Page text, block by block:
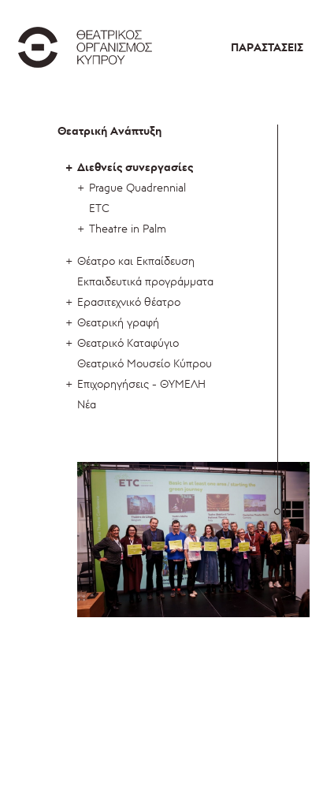
ΠΑΡΑΣΤΆΣΕΙΣ
Θεατρική Ανάπτυξη
Διεθνείς συνεργασίες
Prague Quadrennial
ETC
Theatre in Palm
Θέατρο και Εκπαίδευση
Εκπαιδευτικά προγράμματα
Ερασιτεχνικό θέατρο
Θεατρική γραφή
Θεατρικό Καταφύγιο
Θεατρικό Μουσείο Κύπρου
Επιχορηγήσεις - ΘΥΜΕΛΗ
Νέα